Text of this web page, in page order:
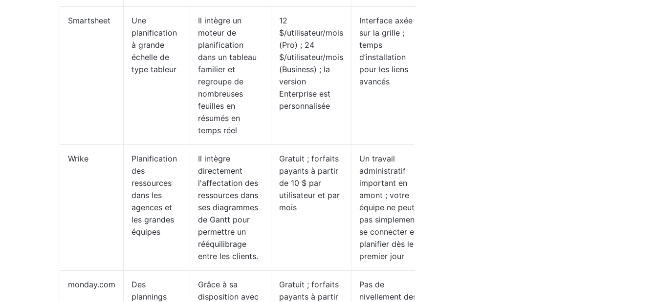
Smartsheet
Une
planification
à grande
échelle de
type tableur
Il intègre un
moteur de
planification
dans un tableau
familier et
regroupe de
nombreuses
feuilles en
résumés en
temps réel
12
$/utilisateur/mois
(Pro) ; 24
$/utilisateur/mois
(Business) ; la
version
Enterprise est
personnalisée
Interface axée
sur la grille ;
temps
d’installation
pour les liens
avancés
Wrike
Planification
des
ressources
dans les
agences et
les grandes
équipes
Il intègre
directement
l'affectation des
ressources dans
ses diagrammes
de Gantt pour
permettre un
rééquilibrage
entre les clients.
Gratuit ; forfaits
payants à partir
de 10 $ par
utilisateur et par
mois
Un travail
administratif
important en
amont ; votre
équipe ne peut
pas simplement
se connecter et
planifier dès le
premier jour
monday.com
Des
plannings
Grâce à sa
disposition avec
Gratuit ; forfaits
payants à partir
Pas de
nivellement des